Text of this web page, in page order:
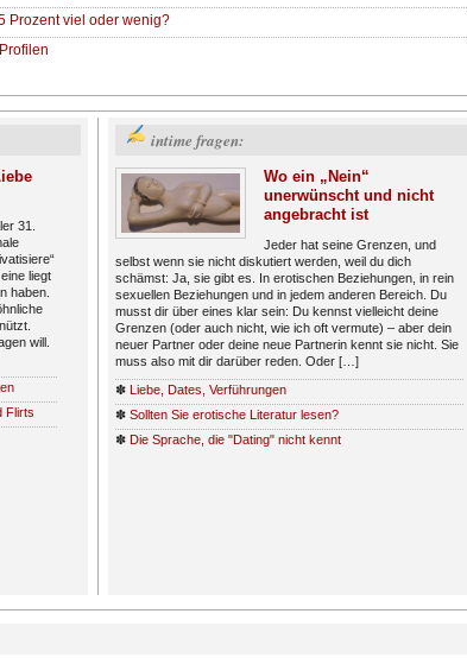
Prozent viel oder wenig?
31.
liegt
haben.
will.
Flirts
intime fragen:
Wo ein „Nein“
unerwünscht und nicht
angebracht ist
Jeder hat seine Grenzen, und
selbst wenn sie nicht diskutiert werden, weil du dich
schämst: Ja, sie gibt es. In erotischen Beziehungen, in rein
sexuellen Beziehungen und in jedem anderen Bereich. Du
musst dir über eines klar sein: Du kennst vielleicht deine
Grenzen (oder auch nicht, wie ich oft vermute) – aber dein
neuer Partner oder deine neue Partnerin kennt sie nicht. Sie
muss also mit dir darüber reden. Oder […]
✽ Liebe, Dates, Verführungen
✽ Sollten Sie erotische Literatur lesen?
✽ Die Sprache, die "Dating" nicht kennt